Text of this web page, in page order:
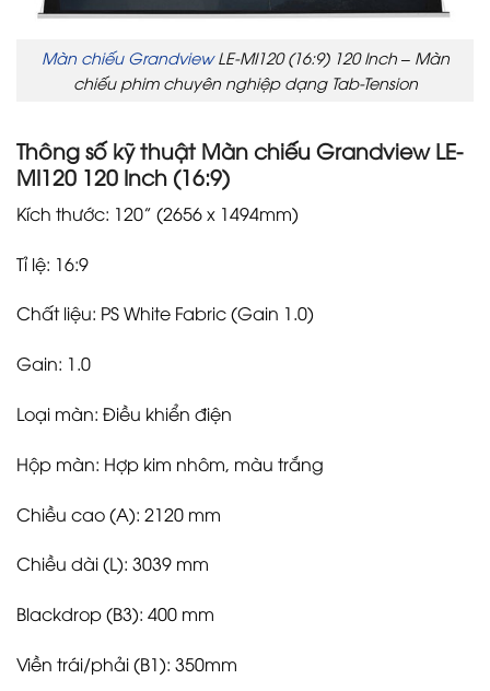
Màn chiếu GrandviewLE-MI120 (16:9) 120 Inch – Màn
chiếu phim chuyên nghiệp dạng Tab-Tension
Thông số kỹ thuật Màn chiếu Grandview LE-
MI120 120 Inch (16:9)
Kích thước: 120” (2656 x 1494mm)
Tỉ lệ: 16:9
Chất liệu: PS White Fabric (Gain 1.0)
Gain: 1.0
Loại màn: Điều khiển điện
Hộp màn: Hợp kim nhôm, màu trắng
Chiều cao (A): 2120 mm
Chiều dài (L): 3039 mm
Blackdrop (B3): 400 mm
Viền trái/phải (B1): 350mm